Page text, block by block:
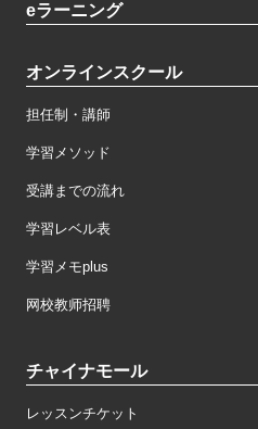
eラーニング
オンラインスクール
担任制・講師
学習メソッド
受講までの流れ
学習レベル表
学習メモplus
网校教师招聘
チャイナモール
レッスンチケット